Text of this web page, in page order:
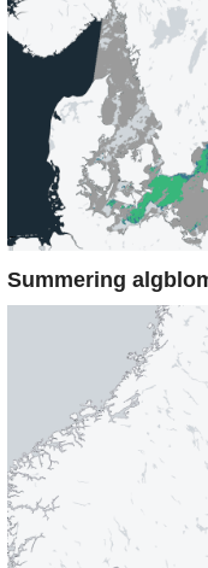
Summering